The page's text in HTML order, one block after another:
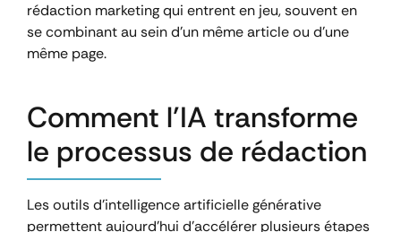
rédaction marketing qui entrent en jeu, souvent en
se combinant au sein d’un même article ou d’une
même page.
Comment l’IA transforme
le processus de rédaction
Les outils d’intelligence artificielle générative
permettent aujourd’hui d’accélérer plusieurs étapes